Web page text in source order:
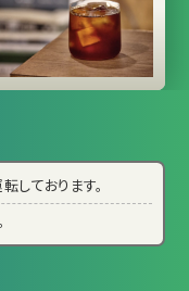
しております。